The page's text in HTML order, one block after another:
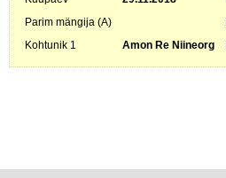
Parim mängija (A)
Kohtunik 1
Amon Re Niineorg